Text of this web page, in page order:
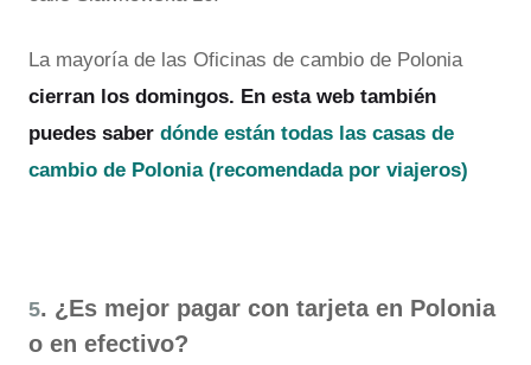
La mayoría de las Oficinas de cambio de Polonia
cierran los domingos. En esta web también
puedes saber dónde están todas las casas de
cambio de Polonia (recomendada por viajeros)
5. ¿Es mejor pagar con tarjeta en Polonia
o en efectivo?